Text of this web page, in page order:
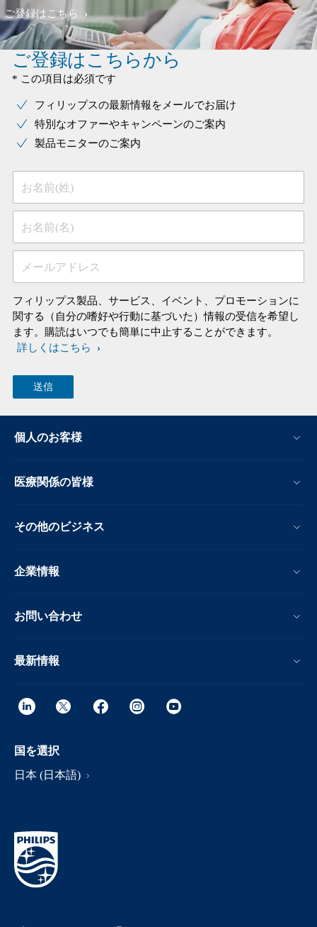
ご登録はこちら
ご登録はこちらから
* この項目は必須です
フィリップスの最新情報をメールでお届け
特別なオファーやキャンペーンのご案内
製品モニターのご案内
お名前(姓)
お名前(名)
メールアドレス
フィリップス製品、サービス、イベント、プロモーションに
関する（自分の嗜好や行動に基づいた）情報の受信を希望し
ます。購読はいつでも簡単に中止することができます。
詳しくはこちら
個人のお客様
医療関係の皆様
その他のビジネス
企業情報
お問い合わせ
最新情報
国を選択
日本 (日本語)